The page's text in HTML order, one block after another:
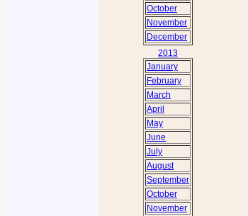
October
November
December
2013
January
February
March
April
May
June
July
August
September
October
November